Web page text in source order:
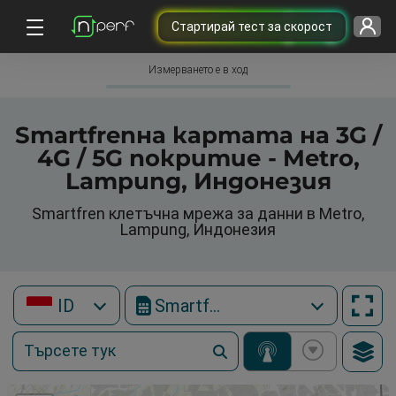
Cтартирай тест за скорост
Измерването е в ход
Smartfrenна картата на 3G /
4G / 5G покритие - Metro,
Lampung, Индонезия
Smartfren клетъчна мрежа за данни в Metro,
Lampung, Индонезия
ID Smartfren